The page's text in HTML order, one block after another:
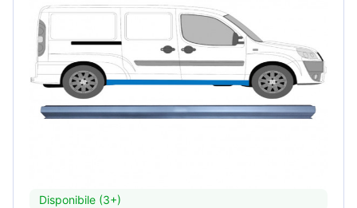
Disponibile (3+)